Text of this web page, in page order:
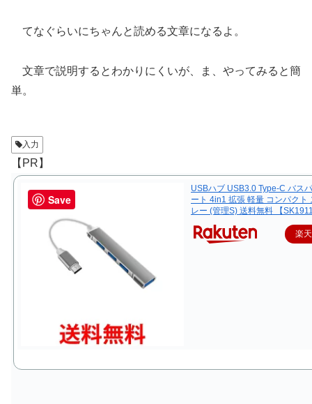
てなぐらいにちゃんと読める文章になるよ。
文章で説明するとわかりにくいが、ま、やってみると簡
単。
入力
【PR】
USBハブ USB3.0 Type-C バス
ート 4in1 拡張 軽量 コンパクト
レー (管理S) 送料無料 【
楽
Save